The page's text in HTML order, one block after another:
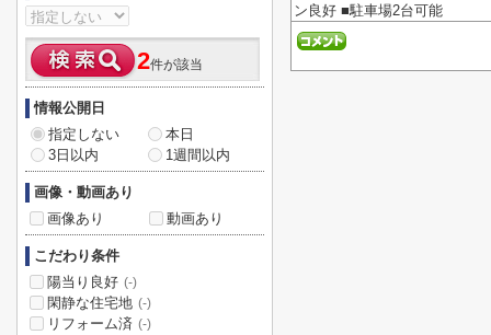
ン良好 ■駐車場2台可能
2件が該当
情報公開日
指定しない
本日
3日以内
1週間以内
画像・動画あり
画像あり
動画あり
こだわり条件
陽当り良好 (-)
閑静な住宅地 (-)
リフォーム済 (-)